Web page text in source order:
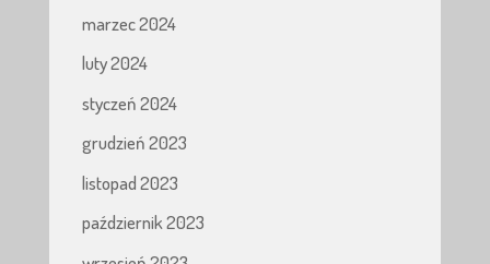
marzec 2024
luty 2024
styczeń 2024
grudzień 2023
listopad 2023
październik 2023